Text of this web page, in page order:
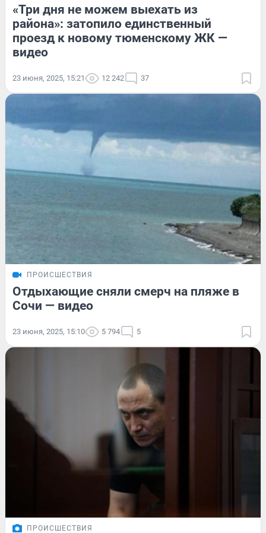
«Три дня не можем выехать из
района»: затопило единственный
проезд к новому тюменскому ЖК —
видео
23 июня, 2025, 15:21 12 242 37
ПРОИСШЕСТВИЯ
Отдыхающие сняли смерч на пляже в
Сочи — видео
23 июня, 2025, 15:10 5 794 5
ПРОИСШЕСТВИЯ